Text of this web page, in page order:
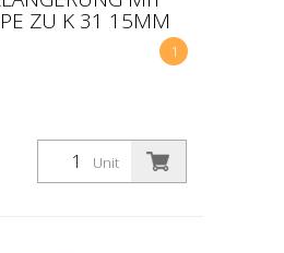
ZU K 31 15MM
1
Unit